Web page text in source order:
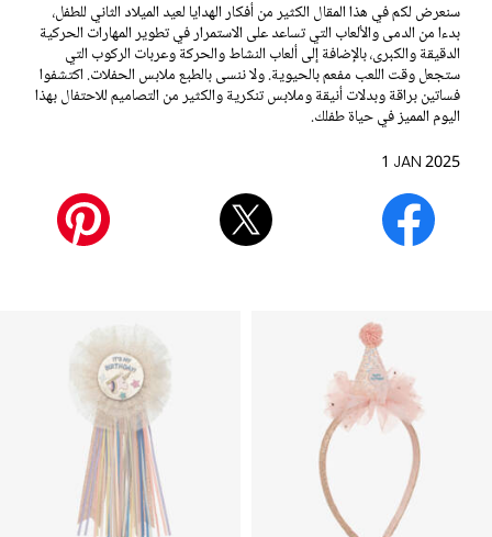
سنعرض لكم في هذا المقال الكثير من أفكار الهدايا لعيد الميلاد الثاني للطفل،
بدءا من الدمى والألعاب التي تساعد على الاستمرار في تطوير المهارات الحركية
الدقيقة والكبرى، بالإضافة إلى ألعاب النشاط والحركة وعربات الركوب التي
ستجعل وقت اللعب مفعم بالحيوية. ولا ننسى بالطبع ملابس الحفلات. اكتشفوا
فساتين براقة وبدلات أنيقة وملابس تنكرية والكثير من التصاميم للاحتفال بهذا
اليوم المميز في حياة طفلك.
1 JAN 2025